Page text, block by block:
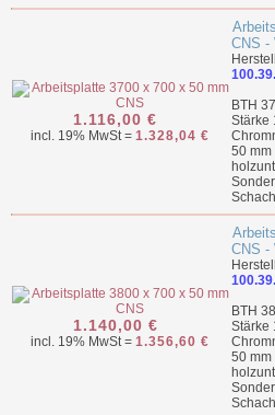
1.116,00 €
incl. 19% MwSt = 1.328,04 €
CNS -
BTH
Stärke
50 mm
1.140,00 €
incl. 19% MwSt = 1.356,60 €
CNS -
BTH
Stärke
50 mm